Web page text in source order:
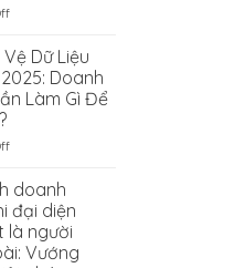
on
TƯ
08/2026/TT-
BNV:
BƯỚC
MỚI
TRIỂN
KHAI
HỢP
ĐỒNG
LAO
Dữ Liệu
Doanh
Làm Gì Để
on
Bảo
Vệ
Dữ
Liệu
Cá
doanh
đại diện
là người
Vướng